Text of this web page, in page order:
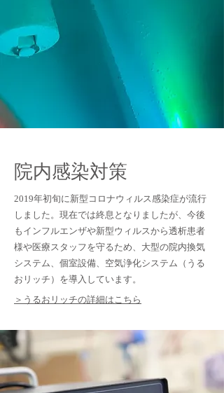
院内感染対策
2019年初旬に新型コロナウィルス感染症が流行
しました。現在では終息となりましたが、今後
もインフルエンザや新型ウィルスから透析患者
様や医療スタッフを守るため、大型の院内換気
システム、個室設備、空気浄化システム（うる
おリッチ）を導入しています。
＞うるおリッチの詳細はこちら